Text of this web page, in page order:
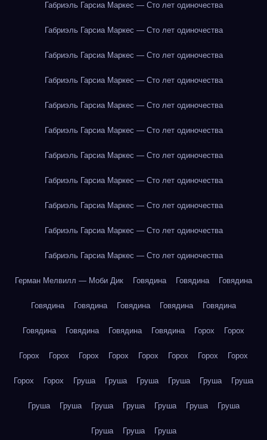
Габриэль Гарсиа Маркес — Сто лет одиночества
Габриэль Гарсиа Маркес — Сто лет одиночества
Габриэль Гарсиа Маркес — Сто лет одиночества
Габриэль Гарсиа Маркес — Сто лет одиночества
Габриэль Гарсиа Маркес — Сто лет одиночества
Габриэль Гарсиа Маркес — Сто лет одиночества
Габриэль Гарсиа Маркес — Сто лет одиночества
Габриэль Гарсиа Маркес — Сто лет одиночества
Габриэль Гарсиа Маркес — Сто лет одиночества
Габриэль Гарсиа Маркес — Сто лет одиночества
Габриэль Гарсиа Маркес — Сто лет одиночества
Герман Мелвилл — Моби Дик Говядина Говядина Говядина
Говядина Говядина Говядина Говядина Говядина
Говядина Говядина Говядина Говядина Горох Горох
Горох Горох Горох Горох Горох Горох Горох Горох
Горох Горох Груша Груша Груша Груша Груша Груша
Груша Груша Груша Груша Груша Груша Груша
Груша Груша Груша